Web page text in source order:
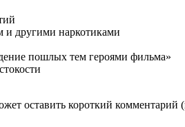
и другими наркотиками
пошлых тем героями фильма»
оставить короткий комментарий